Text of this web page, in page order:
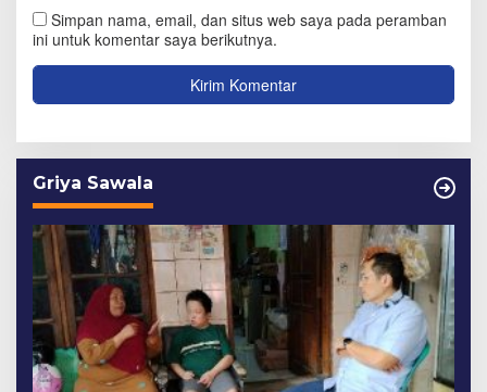
Simpan nama, email, dan situs web saya pada peramban
ini untuk komentar saya berikutnya.
Griya Sawala